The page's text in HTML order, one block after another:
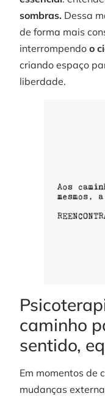
sombras. Dessa
de forma mais
interrompendo o
criando espaço
liberdade.
caminho
sentido,
Em momentos de
mudanças